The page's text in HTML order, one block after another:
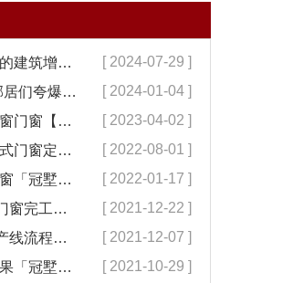
仿古门窗走出国门，为当地的建筑增添一份独特的东方韵味【冠墅阳光】 [ 2024-07-29 ]
安徽别墅装修复古将军门-邻居们夸爆，门面一下子大不同！【冠墅阳光】 [ 2024-01-04 ]
老洋房复古元素民国风老钢窗门窗【冠墅阳光】 [ 2023-04-02 ]
四川绵阳龙凤谷桃花源新中式门窗定制案例「冠墅阳光」 [ 2022-08-01 ]
南京鸡鸣寺藏经阁木纹仿古窗「冠墅阳光」 [ 2022-01-17 ]
南通300平三层办公楼仿古门窗完工发货「冠墅阳光」 [ 2021-12-22 ]
南通办公楼118仿古门窗生产线流程「冠墅阳光」 [ 2021-12-07 ]
安徽寿县铝合金檐椽安装效果「冠墅阳光」 [ 2021-10-29 ]